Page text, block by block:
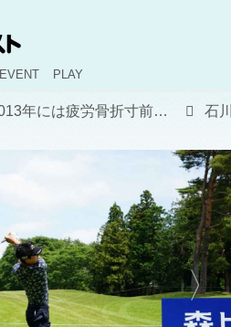
EVENT PLAY
「2013年には疲労骨折寸前でした」腰痛と戦いながら磨いてきた、石川遼の最新スウィングをプロが解説 石